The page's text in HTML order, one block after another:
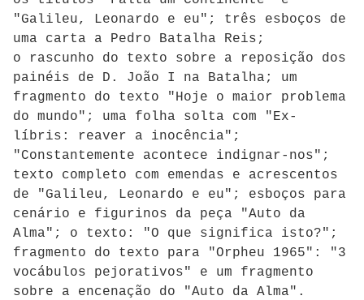
"Galileu, Leonardo e eu"; três esboços de
uma carta a Pedro Batalha Reis;
o rascunho do texto sobre a reposição dos
painéis de D. João I na Batalha; um
fragmento do texto "Hoje o maior problema
do mundo"; uma folha solta com "Ex-
líbris: reaver a inocência";
"Constantemente acontece indignar-nos";
texto completo com emendas e acrescentos
de "Galileu, Leonardo e eu"; esboços para
cenário e figurinos da peça "Auto da
Alma"; o texto: "O que significa isto?";
fragmento do texto para "Orpheu 1965": "3
vocábulos pejorativos" e um fragmento
sobre a encenação do "Auto da Alma".